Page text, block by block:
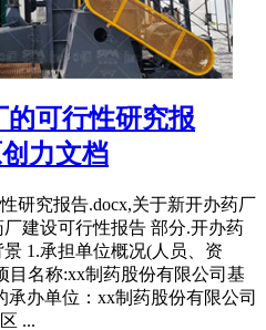
的可行性研究报
力文档
研究报告.docx,关于新开办药厂
建设可行性报告 部分.开办药
1.承担单位概况(人员、资
目名称:xx制药股份有限公司基
承办单位：xx制药股份有限公司
...